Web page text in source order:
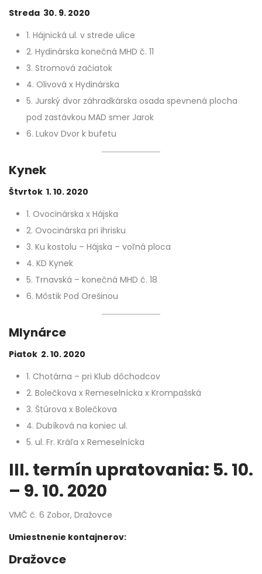
Streda 30. 9. 2020
1. Hájnická ul. v strede ulice
2. Hydinárska konečná MHD č. 11
3. Stromová začiatok
4. Olivová x Hydinárska
5. Jurský dvor záhradkárska osada spevnená plocha
pod zastávkou MAD smer Jarok
6. Lukov Dvor k bufetu
Kynek
Štvrtok 1. 10. 2020
1. Ovocinárska x Hájska
2. Ovocinárska pri ihrisku
3. Ku kostolu – Hájska – voľná ploca
4. KD Kynek
5. Trnavská – konečná MHD č. 18
6. Môstik Pod Orešinou
Mlynárce
Piatok 2. 10. 2020
1. Chotárna – pri Klub dôchodcov
2. Bolečkova x Remeselnícka x Krompašská
3. Štúrova x Bolečkova
4. Dubíková na koniec ul.
5. ul. Fr. Kráľa x Remeselnícka
III. termín upratovania: 5. 10.
– 9. 10. 2020
VMČ č. 6 Zobor, Dražovce
Umiestnenie kontajnerov:
Dražovce